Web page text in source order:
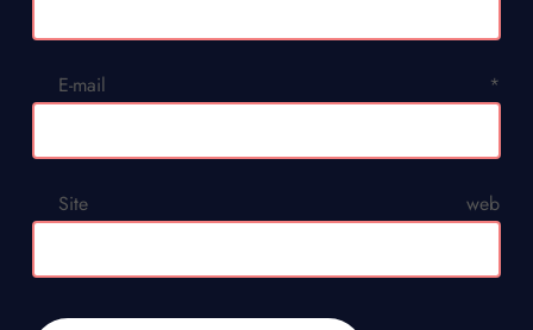
E-mail *
Site web